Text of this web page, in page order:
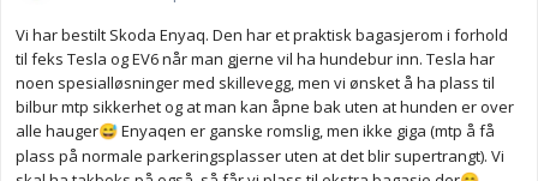
Vi har bestilt Skoda Enyaq. Den har et praktisk bagasjerom i forhold
til feks Tesla og EV6 når man gjerne vil ha hundebur inn. Tesla har
noen spesialløsninger med skillevegg, men vi ønsket å ha plass til
bilbur mtp sikkerhet og at man kan åpne bak uten at hunden er over
alle hauger😅 Enyaqen er ganske romslig, men ikke giga (mtp å få
plass på normale parkeringsplasser uten at det blir supertrangt). Vi